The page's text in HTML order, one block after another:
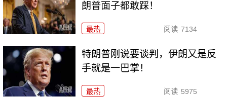
朗普面子都敢踩！
最热 阅读 7134
特朗普刚说要谈判，伊朗又是反
手就是一巴掌！
最热 阅读 5975